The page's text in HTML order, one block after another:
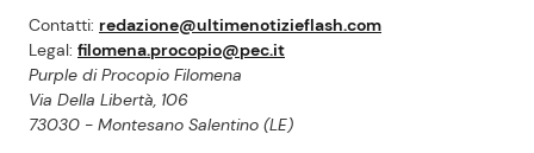
Contatti: redazione@ultimenotizieflash.com
Legal: filomena.procopio@pec.it
Purple di Procopio Filomena
Via Della Libertà, 106
73030 - Montesano Salentino (LE)